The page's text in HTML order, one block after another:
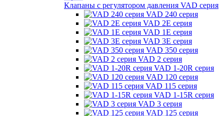
Клапаны с регулятором давления VAD серия
VAD 240 серия
VAD 2E серия
VAD 1E серия
VAD 3E серия
VAD 350 серия
VAD 2 серия
VAD 1-20R серия
VAD 120 серия
VAD 115 серия
VAD 1-15R серия
VAD 3 серия
VAD 125 серия